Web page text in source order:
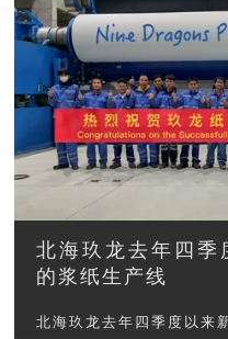
北海玖龙去年四
的浆纸生产线
北海玖龙去年四季度以来